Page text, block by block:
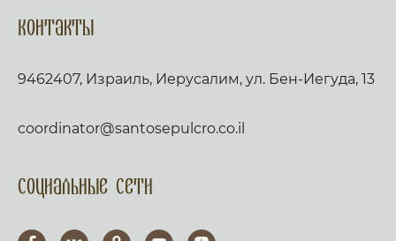
Контакты
9462407, Израиль, Иерусалим, ул. Бен-Иегуда, 13
coordinator@santosepulcro.co.il
Социальные сети